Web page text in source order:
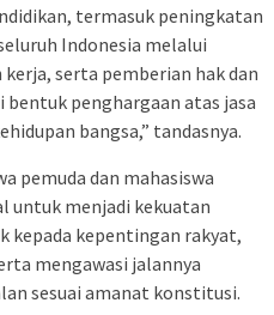
termasuk peningkatan
Indonesia melalui
serta pemberian hak dan
bentuk penghargaan atas jasa
bangsa,” tandasnya.
pemuda dan mahasiswa
untuk menjadi kekuatan
kepada kepentingan rakyat,
mengawasi jalannya
sesuai amanat konstitusi.